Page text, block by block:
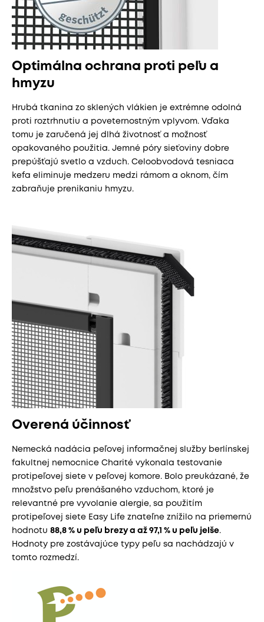
Optimálna ochrana proti peľu a
hmyzu
Hrubá tkanina zo sklených vlákien je extrémne odolná
proti roztrhnutiu a poveternostným vplyvom. Vďaka
tomu je zaručená jej dlhá životnosť a možnosť
opakovaného použitia. Jemné póry sieťoviny dobre
prepúšťajú svetlo a vzduch. Celoobvodová tesniaca
kefa eliminuje medzeru medzi rámom a oknom, čím
zabraňuje prenikaniu hmyzu.
Overená účinnosť
Nemecká nadácia peľovej informačnej služby berlínskej
fakultnej nemocnice Charité vykonala testovanie
protipeľovej siete v peľovej komore. Bolo preukázané, že
množstvo peľu prenášaného vzduchom, ktoré je
relevantné pre vyvolanie alergie, sa použitím
protipeľovej siete Easy Life znateľne znížilo na priemernú
hodnotu 88,8 % u peľu brezy a až 97,1 % u peľu jelše.
Hodnoty pre zostávajúce typy peľu sa nachádzajú v
tomto rozmedzí.